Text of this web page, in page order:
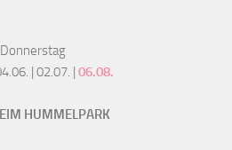
Donnerstag
| 02.07. | 06.08.
HUMMELPARK